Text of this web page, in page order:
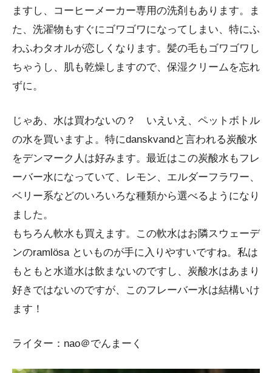
ますし、コーヒーメーカー専用の洗剤もあります。ま
た、洗濯物もすぐにゴワゴワになってしまい、特にふ
わふわタオルが恋しくなります。髪の毛もゴワゴワし
ちゃうし、肌も乾燥しますので、保湿クリームを忘れ
ずに。
じゃあ、水は買わないの？ いえいえ、ペットボトル
の水を買いますよ。特にdanskvandと言われる炭酸水
をデンマーク人は好みます。最近はこの炭酸水もフレ
ーバー水になっていて、レモン、エルダーフラワー、
ベリー系などのいろいろな種類から選べるようになり
ました。
もちろん軟水も買えます。この軟水はお隣スウェーデ
ンのramlösa といものが手に入りやすいですね。私は
もともと水道水は飲まないのですし、炭酸水はあまり
好きではないのですが、このフレーバー水は結構いけ
ます！
ライター：nao＠でんまーく